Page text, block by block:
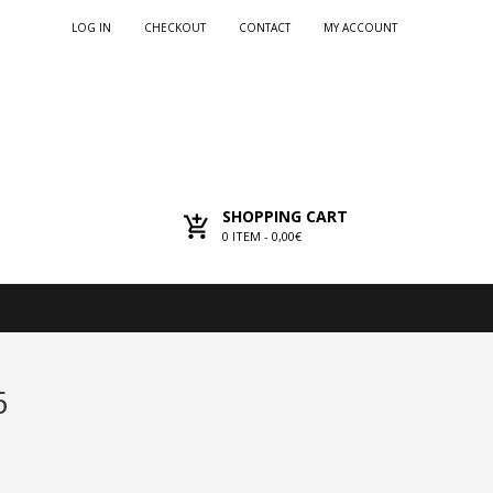
MY ACCOUNT
CONTACT
CHECKOUT
LOG IN
SHOPPING CART
0 ITEM - 0,00€